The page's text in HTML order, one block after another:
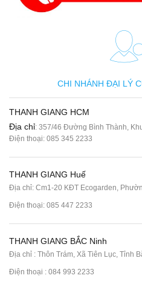
CHI NHÁNH ĐẠI LÝ
THANH GIANG HCM
Địa chỉ: 357/46 Đường Bình Thành,
Điện thoại: 085 345 2233
THANH GIANG Huế
Địa chỉ: Cm1-20 KĐT Ecogarden,
Điện thoại: 085 447 2233
THANH GIANG BẮC Ninh
Địa chỉ : Thôn Trám, Xã Tiên Lục, Tỉnh
Điện thoại : 084 993 2233